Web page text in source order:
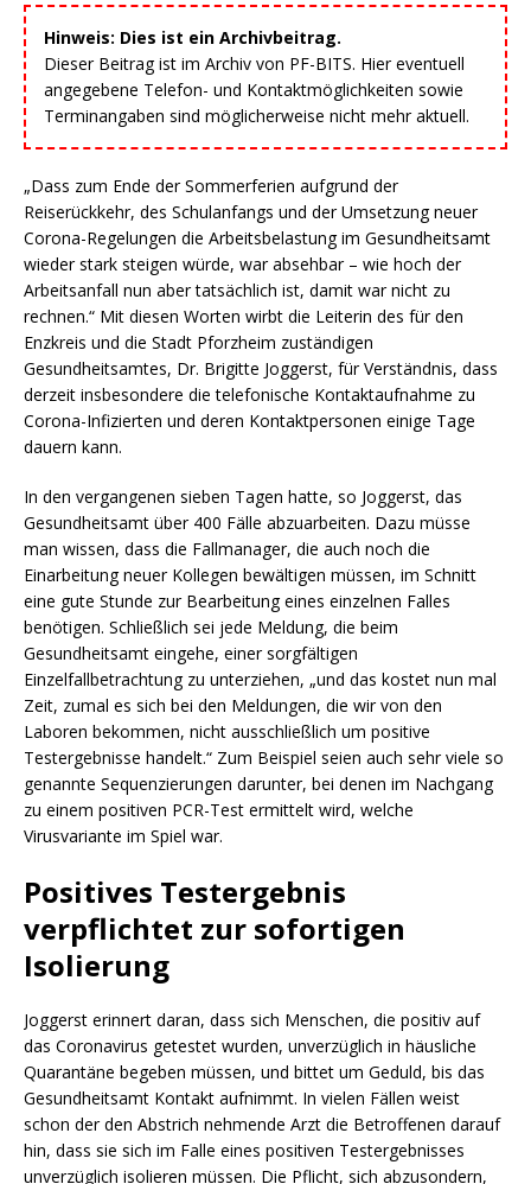
Hinweis: Dies ist ein Archivbeitrag.
Dieser Beitrag ist im Archiv von PF-BITS. Hier eventuell
angegebene Telefon- und Kontaktmöglichkeiten sowie
Terminangaben sind möglicherweise nicht mehr aktuell.
„Dass zum Ende der Sommerferien aufgrund der
Reiserückkehr, des Schulanfangs und der Umsetzung neuer
Corona-Regelungen die Arbeitsbelastung im Gesundheitsamt
wieder stark steigen würde, war absehbar – wie hoch der
Arbeitsanfall nun aber tatsächlich ist, damit war nicht zu
rechnen.“ Mit diesen Worten wirbt die Leiterin des für den
Enzkreis und die Stadt Pforzheim zuständigen
Gesundheitsamtes, Dr. Brigitte Joggerst, für Verständnis, dass
derzeit insbesondere die telefonische Kontaktaufnahme zu
Corona-Infizierten und deren Kontaktpersonen einige Tage
dauern kann.
In den vergangenen sieben Tagen hatte, so Joggerst, das
Gesundheitsamt über 400 Fälle abzuarbeiten. Dazu müsse
man wissen, dass die Fallmanager, die auch noch die
Einarbeitung neuer Kollegen bewältigen müssen, im Schnitt
eine gute Stunde zur Bearbeitung eines einzelnen Falles
benötigen. Schließlich sei jede Meldung, die beim
Gesundheitsamt eingehe, einer sorgfältigen
Einzelfallbetrachtung zu unterziehen, „und das kostet nun mal
Zeit, zumal es sich bei den Meldungen, die wir von den
Laboren bekommen, nicht ausschließlich um positive
Testergebnisse handelt.“ Zum Beispiel seien auch sehr viele so
genannte Sequenzierungen darunter, bei denen im Nachgang
zu einem positiven PCR-Test ermittelt wird, welche
Virusvariante im Spiel war.
Positives Testergebnis
verpflichtet zur sofortigen
Isolierung
Joggerst erinnert daran, dass sich Menschen, die positiv auf
das Coronavirus getestet wurden, unverzüglich in häusliche
Quarantäne begeben müssen, und bittet um Geduld, bis das
Gesundheitsamt Kontakt aufnimmt. In vielen Fällen weist
schon der den Abstrich nehmende Arzt die Betroffenen darauf
hin, dass sie sich im Falle eines positiven Testergebnisses
unverzüglich isolieren müssen. Die Pflicht, sich abzusondern,